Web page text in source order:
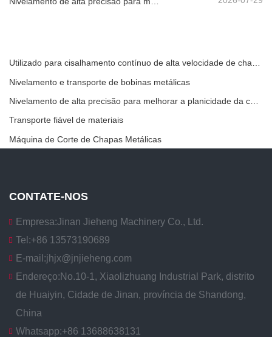
Utilizado para cisalhamento contínuo de alta velocidade de chapas, placas ou tiras de material.
Nivelamento e transporte de bobinas metálicas
Transporte fiável de materiais
Máquina de Corte de Chapas Metálicas
CONTATE-NOS
Empresa:Jinan Jieheng Machinery Co., Ltd.
Tel:+86 13573190689
E-mail:jhjx@jnjieheng.com
Endereço:No.10-1, Xiaolizhuang Industrial Park, distrito
de Huaiyin, Cidade de Jinan, província de Shandong,
China
Whatsapp:+86 13688638131